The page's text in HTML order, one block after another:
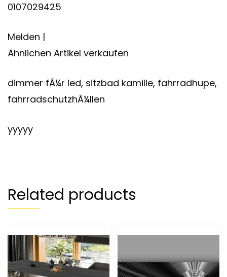
0107029425
Melden |
Ähnlichen Artikel verkaufen
dimmer fÃ¼r led, sitzbad kamille, fahrradhupe,
fahrradschutzhÃ¼llen
yyyyy
Related products